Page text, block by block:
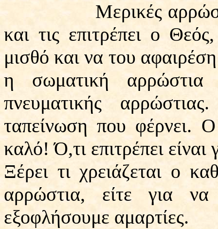
Μερικές αρρώστιες
και τις επιτρέπει ο
μισθό και να του
η σωματική αρρώστια
πνευματικής
ταπείνωση που φέρνει.
καλό! Ό,τι επιτρέπει
Ξέρει τι χρειάζεται ο
αρρώστια, είτε για
εξοφλήσουμε αμαρτίες.